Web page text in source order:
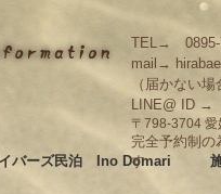
TEL→ 0895-
mail→
（届かない
LINE@ ID →
〒798-3704 愛
完全予約制の
す
バーズ民泊 Ino Domari